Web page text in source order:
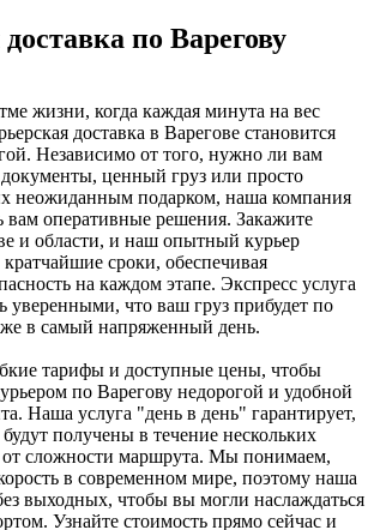
по Варегову
жизни, когда каждая минута на вес
доставка в Варегове становится
Независимо от того, нужно ли вам
ценный груз или просто
неожиданным подарком, наша компания
вам оперативные решения. Закажите
и области, и наш опытный курьер
сроки, обеспечивая
на каждом этапе. Экспресс услуга
уверенными, что ваш груз прибудет по
в самый напряженный день.
тарифы и доступные цены, чтобы
по Варегову недорогой и удобной
Наша услуга "день в день" гарантирует,
получены в течение нескольких
от сложности маршрута. Мы понимаем,
в современном мире, поэтому наша
выходных, чтобы вы могли наслаждаться
Узнайте стоимость прямо сейчас и